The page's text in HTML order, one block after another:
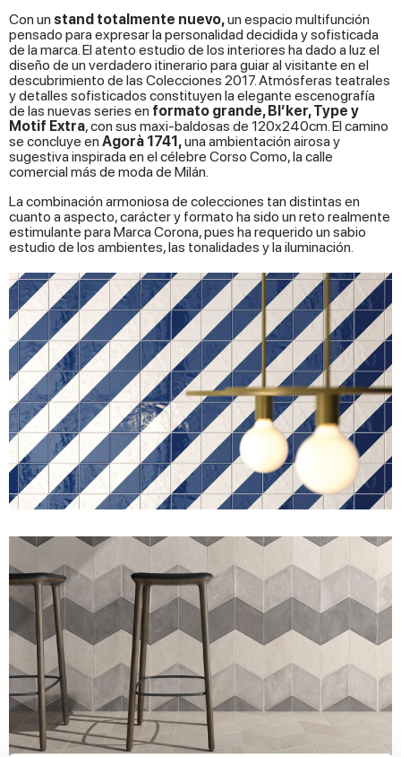
Con un stand totalmente nuevo,un espacio multifunción
pensado para expresar la personalidad decidida y sofisticada
de la marca. El atento estudio de los interiores ha dado a luz el
diseño de un verdadero itinerario para guiar al visitante en el
descubrimiento de las Colecciones 2017. Atmósferas teatrales
y detalles sofisticados constituyen la elegante escenografía
de las nuevas series en formato grande, Bl’ker, Type y
Motif Extra, con sus maxi-baldosas de 120x240cm. El camino
se concluye en Agorà 1741,una ambientación airosa y
sugestiva inspirada en el célebre Corso Como, la calle
comercial más de moda de Milán.
La combinación armoniosa de colecciones tan distintas en
cuanto a aspecto, carácter y formato ha sido un reto realmente
estimulante para Marca Corona, pues ha requerido un sabio
estudio de los ambientes, las tonalidades y la iluminación.